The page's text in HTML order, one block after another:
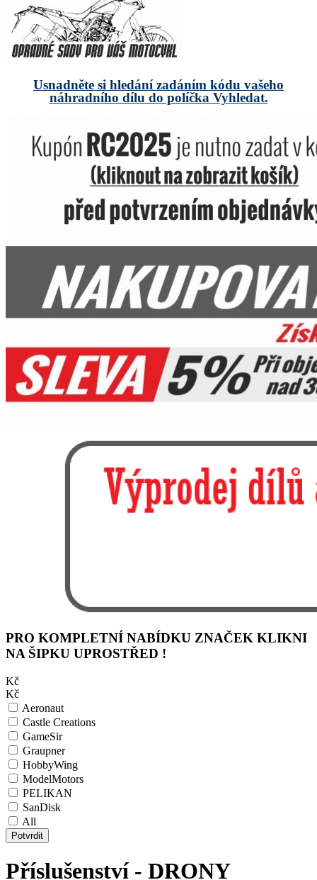
Usnadněte si hledání zadáním kódu vašeho
náhradního dílu do políčka Vyhledat.
PRO KOMPLETNÍ NABÍDKU ZNAČEK KLIKNI
NA ŠIPKU UPROSTŘED !
Kč
Kč
Aeronaut
Castle Creations
GameSir
Graupner
HobbyWing
ModelMotors
PELIKAN
SanDisk
All
Potvrdit
Příslušenství - DRONY